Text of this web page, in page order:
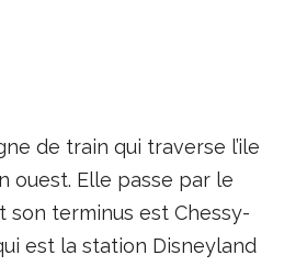
de train qui traverse l’ile
ouest. Elle passe par le
son terminus est Chessy-
est la station Disneyland